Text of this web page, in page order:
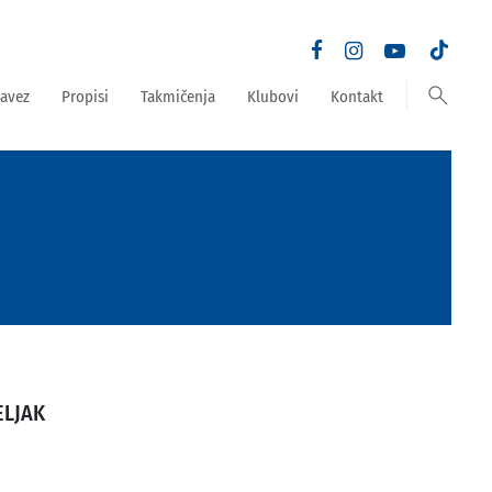
Propisi Takmičenja Klubovi Kontakt search